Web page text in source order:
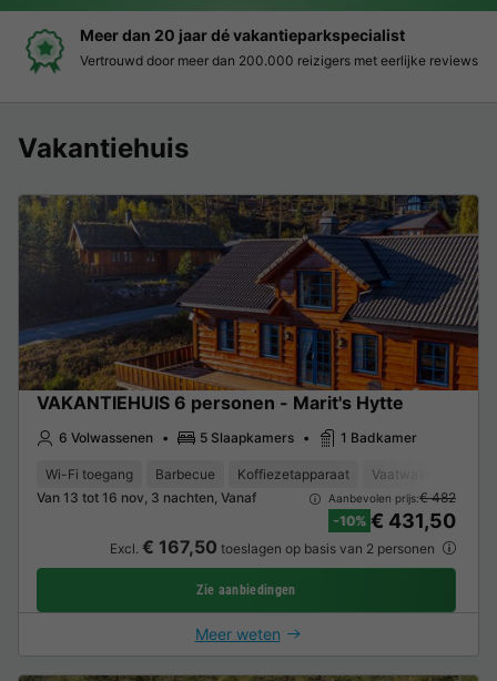
Boek eenvoudig en zonder stress
Duidelijke prijzen, moeiteloos boeken en veilige betaalomgeving
Vakantiehuis
VAKANTIEHUIS 6 personen - Marit's Hytte
6 Volwassenen 5 Slaapkamers 1 Badkamer
Wi-Fi toegang Barbecue Koffiezetapparaat Vaatwasser
Van 13 tot 16 nov, 3 nachten, Vanaf
Aanbevolen prijs:€ 482
-10% € 431,50
Excl. € 167,50 toeslagen op basis van 2 personen
Zie aanbiedingen
Meer weten